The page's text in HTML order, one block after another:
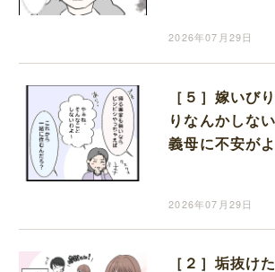
2026年07月29日
［５］嫁いび
りなんかしな
義母に不安が
式。不安なま
2026年07月29日
［２］垢抜け